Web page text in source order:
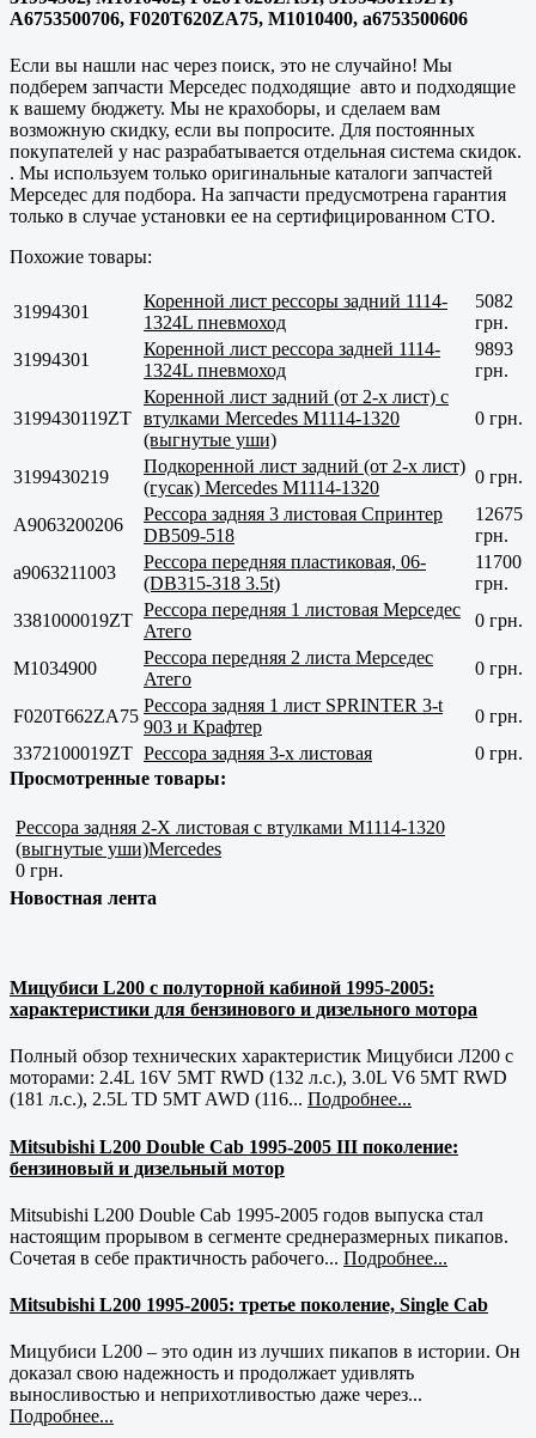
A6753500706, F020T620ZA75, M1010400, a6753500606
Если вы нашли нас через поиск, это не случайно! Мы
подберем запчасти Мерседес подходящие авто и подходящие
к вашему бюджету. Мы не крахоборы, и сделаем вам
возможную скидку, если вы попросите. Для постоянных
покупателей у нас разрабатывается отдельная система скидок.
. Мы используем только оригинальные каталоги запчастей
Мерседес для подбора. На запчасти предусмотрена гарантия
только в случае установки ее на сертифицированном СТО.
Похожие товары:
31994301
Коренной лист рессоры задний 1114-
1324L пневмоход
5082
грн.
31994301
Коренной лист рессора задней 1114-
1324L пневмоход
9893
грн.
3199430119ZT
Коренной лист задний (от 2-х лист) c
втулками Mercedes М1114-1320
(выгнутые уши)
0 грн.
3199430219
Подкоренной лист задний (от 2-х лист)
(гусак) Mercedes М1114-1320
0 грн.
A9063200206
Рессора задняя 3 листовая Спринтер
DB509-518
12675
грн.
a9063211003
Рессора передняя пластиковая, 06-
(DB315-318 3.5t)
11700
грн.
3381000019ZT
Рессора передняя 1 листовая Мерседес
Атего
0 грн.
M1034900
Рессора передняя 2 листа Мерседес
Атего
0 грн.
F020T662ZA75
Рессора задняя 1 лист SPRINTER 3-t
903 и Крафтер
0 грн.
3372100019ZT Рессора задняя 3-х листовая
0 грн.
Просмотренные товары:
Рессора задняя 2-Х листовая c втулками М1114-1320
(выгнутые уши)Mercedes
0 грн.
Новостная лента
Мицубиси L200 с полуторной кабиной 1995-2005:
характеристики для бензинового и дизельного мотора
Полный обзор технических характеристик Мицубиси Л200 с
моторами: 2.4L 16V 5MT RWD (132 л.с.), 3.0L V6 5MT RWD
(181 л.с.), 2.5L TD 5MT AWD (116... Подробнее...
Mitsubishi L200 Double Cab 1995-2005 III поколение:
бензиновый и дизельный мотор
Mitsubishi L200 Double Cab 1995-2005 годов выпуска стал
настоящим прорывом в сегменте среднеразмерных пикапов.
Сочетая в себе практичность рабочего... Подробнее...
Mitsubishi L200 1995-2005: третье поколение, Single Cab
Мицубиси L200 – это один из лучших пикапов в истории. Он
доказал свою надежность и продолжает удивлять
выносливостью и неприхотливостью даже через...
Подробнее...